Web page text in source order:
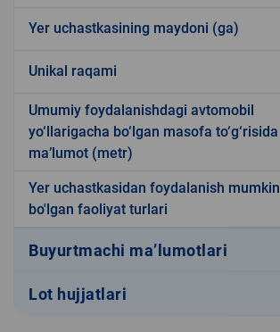
Yer uchastkasining maydoni (ga)
Unikal raqami
Umumiy foydalanishdagi avtomobil
yo‘llarigacha bo‘lgan masofa to‘g‘risida
ma’lumot (metr)
Yer uchastkasidan foydalanish mumkin
bo'lgan faoliyat turlari
Buyurtmachi ma’lumotlari
Lot hujjatlari